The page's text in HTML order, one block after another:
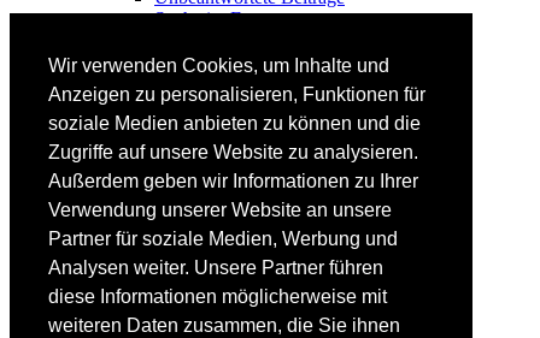
Wir verwenden Cookies, um Inhalte und
Anzeigen zu personalisieren, Funktionen für
soziale Medien anbieten zu können und die
Zugriffe auf unsere Website zu analysieren.
Außerdem geben wir Informationen zu Ihrer
Verwendung unserer Website an unsere
Partner für soziale Medien, Werbung und
Analysen weiter. Unsere Partner führen
diese Informationen möglicherweise mit
weiteren Daten zusammen, die Sie ihnen
Suche im Forum
FAHRTECHNIK
Fortgeschrittene
Lehrplan
Videoanalyse
SKI
SKITEST
Ski-FAQ
Tipps Ski-Kauf
Ski-Typen
Skishops